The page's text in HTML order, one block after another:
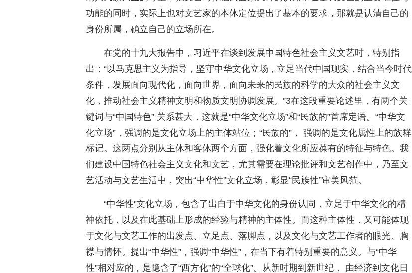
功能的同时，实际上也对文艺家的本体定位提出了基本的要求，那就是认清自己的
身份所属，确立自己的立场所在。
在党的十九大报告中，习近平在谈到发展中国特色社会主义文艺时，特别指
出：“以马克思主义为指导，坚守中华文化立场，立足当代中国现实，结合当今时代
条件，发展面向现代化，面向世界，面向未来的民族的科学的大众的社会主义文
化，推动社会主义精神文明和物质文明协调发展。”3在这段重要论述里，有两个关
键词与“中国特色” 关系甚大，这就是“中华文化立场”和“民族的”首席定语。“中华文
化立场”，强调的是文化立场上的主体站位；“民族的”， 强调的是文化属性上的族群
标记。这两点分别从主体和客体两个方面，强化着文化所应葆有的特征与特色。我
们建设中国特色社会主义文化和文艺，尤其需要在理论批评和文艺创作中，乃至文
艺活动与文艺生活中，突出“中华性”文化立场，彰显“民族性”审美风范。
“中华性”文化立场，包含了出自于中华文化的身份认同，立足于中华文化的精
神依托，以及在此基础上形成的经验与精神的主体性。而这种主体性，又可能体现
于文化与文艺工作的出发点、立足点、落脚点，以及文化与文艺工作者的眼光、胸
襟与情怀。提出“中华性”，强调“中华性”，在当下有着特别重要的意义。与“中华
性”相对应的，是隐含了“西方化”的“全球化”。从新时期到新世纪， 由经济到文化日